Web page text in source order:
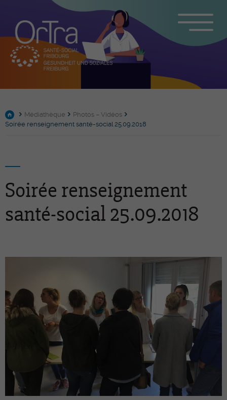
Médiathèque
Photos – Vidéos
Soirée renseignement santé-social 25.09.2018
Soirée renseignement
santé-social 25.09.2018